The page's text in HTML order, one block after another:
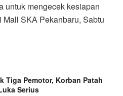
untuk mengecek kesiapan
Mall SKA Pekanbaru, Sabtu
Tiga Pemotor, Korban Patah
Serius